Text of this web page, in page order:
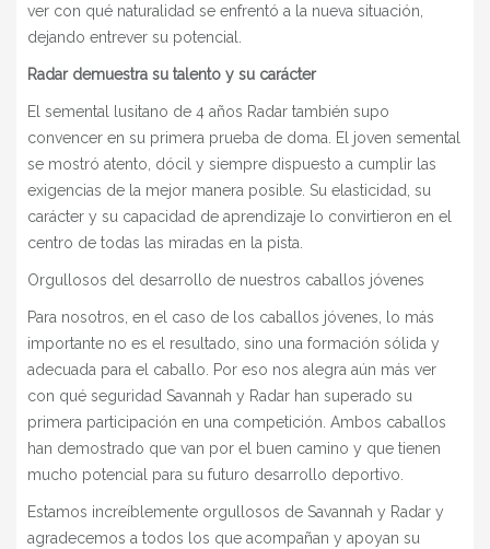
ver con qué naturalidad se enfrentó a la nueva situación,
dejando entrever su potencial.
Radar demuestra su talento y su carácter
El semental lusitano de 4 años Radar también supo
convencer en su primera prueba de doma. El joven semental
se mostró atento, dócil y siempre dispuesto a cumplir las
exigencias de la mejor manera posible. Su elasticidad, su
carácter y su capacidad de aprendizaje lo convirtieron en el
centro de todas las miradas en la pista.
Orgullosos del desarrollo de nuestros caballos jóvenes
Para nosotros, en el caso de los caballos jóvenes, lo más
importante no es el resultado, sino una formación sólida y
adecuada para el caballo. Por eso nos alegra aún más ver
con qué seguridad Savannah y Radar han superado su
primera participación en una competición. Ambos caballos
han demostrado que van por el buen camino y que tienen
mucho potencial para su futuro desarrollo deportivo.
Estamos increíblemente orgullosos de Savannah y Radar y
agradecemos a todos los que acompañan y apoyan su